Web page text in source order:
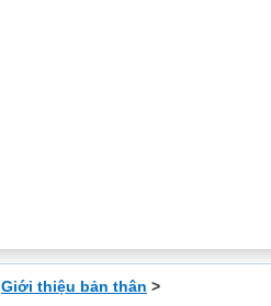
Giới thiệu bản thân >